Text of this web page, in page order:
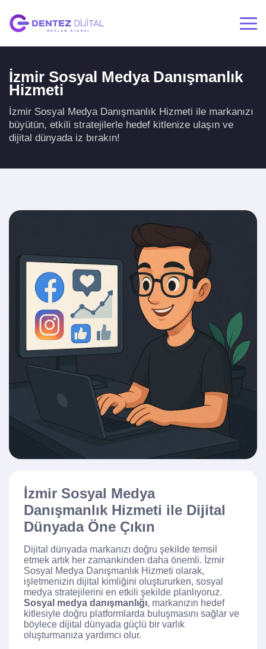
İzmir Sosyal Medya Danışmanlık
Hizmeti
İzmir Sosyal Medya Danışmanlık Hizmeti ile markanızı
büyütün, etkili stratejilerle hedef kitlenize ulaşın ve
dijital dünyada iz bırakın!
İzmir Sosyal Medya
Danışmanlık Hizmeti ile Dijital
Dünyada Öne Çıkın
Dijital dünyada markanızı doğru şekilde temsil
etmek artık her zamankinden daha önemli. İzmir
Sosyal Medya Danışmanlık Hizmeti olarak,
işletmenizin dijital kimliğini oluştururken, sosyal
medya stratejilerini en etkili şekilde planlıyoruz.
Sosyal medya danışmanlığı, markanızın hedef
kitlesiyle doğru platformlarda buluşmasını sağlar ve
böylece dijital dünyada güçlü bir varlık
oluşturmanıza yardımcı olur.